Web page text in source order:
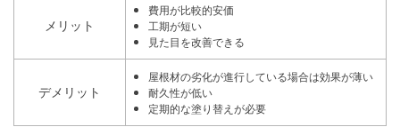
メリット
費用が比較的安価
工期が短い
見た目を改善できる
デメリット
屋根材の劣化が進行している場合は効果が薄い
耐久性が低い
定期的な塗り替えが必要